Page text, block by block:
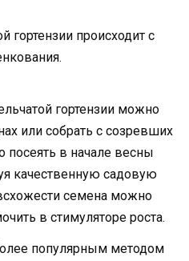
гортензии происходит с
гортензии можно
или собрать с созревших
посеять в начале весны
качественную садовую
семена можно
в стимуляторе роста.
популярным методом